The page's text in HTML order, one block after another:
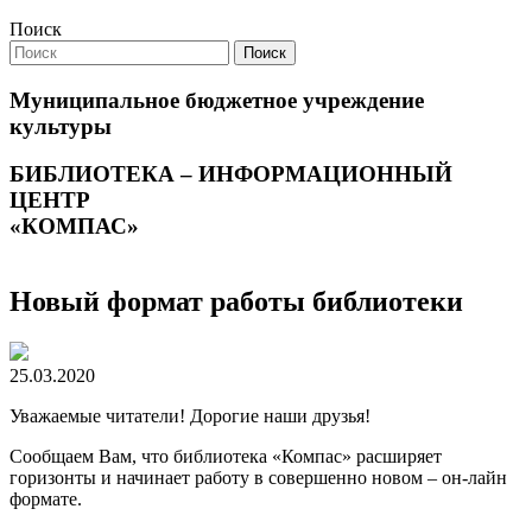
Поиск
Поиск
Муниципальное бюджетное учреждение
культуры
БИБЛИОТЕКА – ИНФОРМАЦИОННЫЙ
ЦЕНТР
«КОМПАС»
Новый формат работы библиотеки
25.03.2020
Уважаемые читатели! Дорогие наши друзья!
Сообщаем Вам, что библиотека «Компас» расширяет
горизонты и начинает работу в совершенно новом – он-лайн
формате.